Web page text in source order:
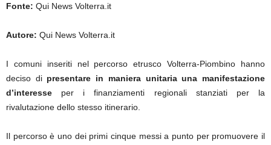
Fonte: Qui News Volterra.it
Autore: Qui News Volterra.it
I comuni inseriti nel percorso etrusco Volterra-Piombino hanno
deciso di presentare in maniera unitaria una manifestazione
d’interesse per i finanziamenti regionali stanziati per la
rivalutazione dello stesso itinerario.
Il percorso è uno dei primi cinque messi a punto per promuovere il